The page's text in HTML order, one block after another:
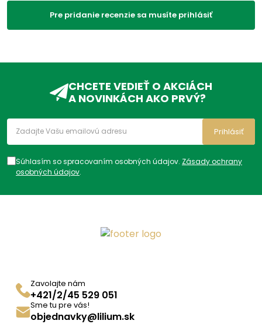
Pre pridanie recenzie sa musíte prihlásiť
CHCETE VEDIEŤ O AKCIÁCH
A NOVINKÁCH AKO PRVÝ?
Súhlasím so spracovaním osobných údajov. Zásady ochrany
osobných údajov.
Prihlásiť
Zavolajte nám
+421/2/45 529 051
Sme tu pre vás!
objednavky@lilium.sk